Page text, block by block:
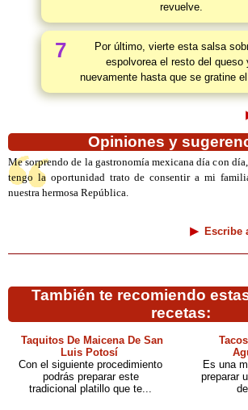
revuelve.
7
Por último, vierte esta salsa
espolvorea el resto del queso
nuevamente hasta que se gratine
Opiniones y
Me sorprendo de la gastronomía mexicana día con
tengo la oportunidad trato de consentir a mi
nuestra hermosa República.
Escribe
También te recomiendo
recetas:
Taquitos De Maicena De San
Luis Potosí
Con el siguiente procedimiento
podrás preparar este
tradicional platillo que te...
Es una
preparar